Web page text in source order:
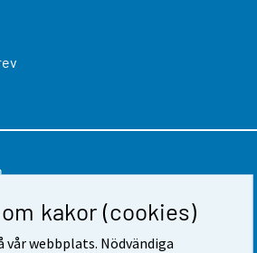
kakor (cookies)
vår webbplats. Nödvändiga